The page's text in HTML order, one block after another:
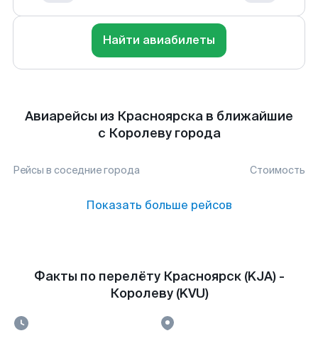
Найти авиабилеты
Авиарейсы из Красноярска в ближайшие
с Королеву города
Рейсы в соседние города Стоимость
Показать больше рейсов
Факты по перелёту Красноярск (KJA) -
Королеву (KVU)